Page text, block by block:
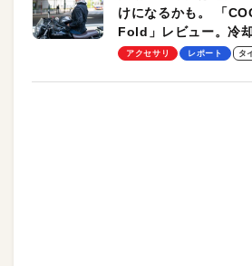
けになるかも。 「
Fold」レビュー。冷
却プレート、シンプル
アクセサリ レポート タ